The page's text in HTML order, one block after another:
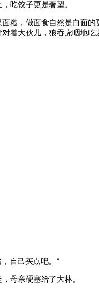
吃饺子更是奢望。
，做面食自然是白面的
着大伙儿，狼吞虎咽地吃
自己买点吧。 ”
母亲硬塞给了大林。